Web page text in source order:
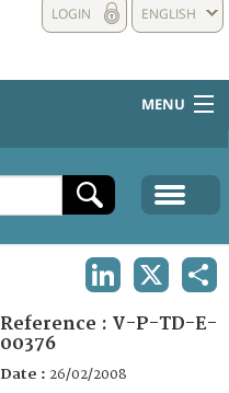
ENGLISH
LOGIN
MENU
Reference : V-P-TD-E-
00376
Date : 26/02/2008